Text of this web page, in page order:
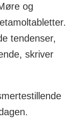
og
tendenser,
skriver